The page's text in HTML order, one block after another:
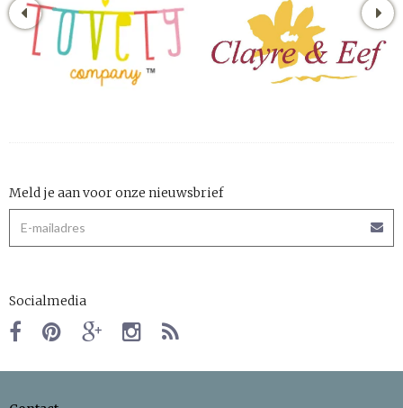
Meld je aan voor onze nieuwsbrief
Socialmedia